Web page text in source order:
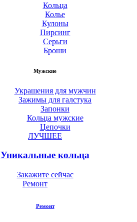
Кольца
Колье
Кулоны
Пирсинг
Серьги
Броши
Мужские
Украшения для мужчин
Зажимы для галстука
Запонки
Кольца мужские
Цепочки
ЛУЧШЕЕ
Уникальные кольца
Закажите сейчас
Ремонт
Ремонт